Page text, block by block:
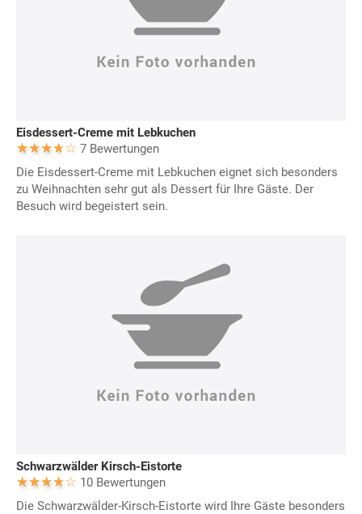
Eisdessert-Creme mit Lebkuchen
7 Bewertungen
Die Eisdessert-Creme mit Lebkuchen eignet sich besonders
zu Weihnachten sehr gut als Dessert für Ihre Gäste. Der
Besuch wird begeistert sein.
Schwarzwälder Kirsch-Eistorte
10 Bewertungen
Die Schwarzwälder-Kirsch-Eistorte wird Ihre Gäste besonders